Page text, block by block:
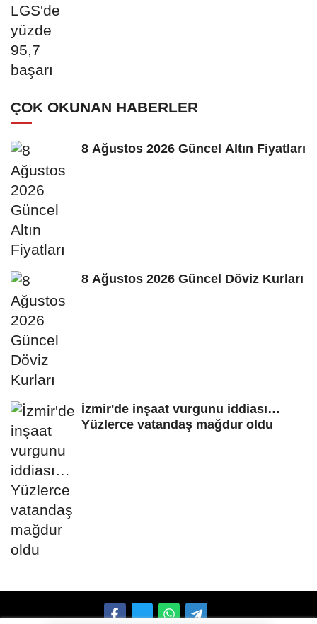
ÇOK OKUNAN HABERLER
8 Ağustos 2026 Güncel Altın Fiyatları
8 Ağustos 2026 Güncel Döviz Kurları
İzmir'de inşaat vurgunu iddiası…
Yüzlerce vatandaş mağdur oldu